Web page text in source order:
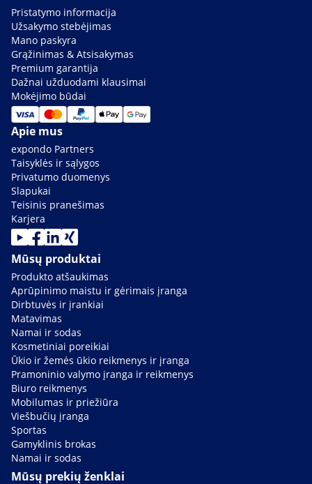
Pristatymo informacija
Užsakymo stebėjimas
Mano paskyra
Grąžinimas & Atsisakymas
Premium garantija
Dažnai užduodami klausimai
Mokėjimo būdai
Apie mus
expondo Partners
Taisyklės ir sąlygos
Privatumo duomenys
Slapukai
Teisinis pranešimas
Karjera
Mūsų produktai
Produkto atšaukimas
Aprūpinimo maistu ir gėrimais įranga
Dirbtuvės ir įrankiai
Matavimas
Namai ir sodas
Kosmetiniai poreikiai
Ūkio ir žemės ūkio reikmenys ir įranga
Pramoninio valymo įranga ir reikmenys
Biuro reikmenys
Mobilumas ir priežiūra
Viešbučių įranga
Sportas
Gamyklinis brokas
Namai ir sodas
Mūsų prekių ženklai